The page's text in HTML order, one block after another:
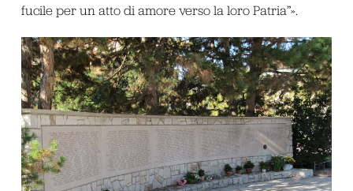
fucile per un atto di amore verso la loro Patria”».